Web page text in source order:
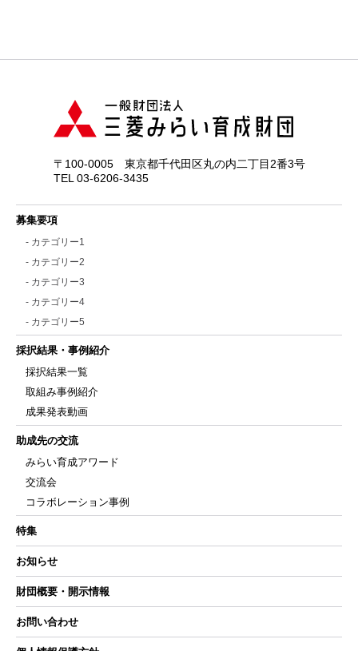
〒100-0005 東京都千代田区丸の内二丁目2番3号
TEL 03-6206-3435
募集要項
- カテゴリー1
- カテゴリー2
- カテゴリー3
- カテゴリー4
- カテゴリー5
採択結果・事例紹介
採択結果一覧
取組み事例紹介
成果発表動画
助成先の交流
みらい育成アワード
交流会
コラボレーション事例
特集
お知らせ
財団概要・開示情報
お問い合わせ